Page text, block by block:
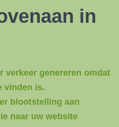
in
verkeer genereren omdat
vinden is.
blootstelling aan
naar uw website